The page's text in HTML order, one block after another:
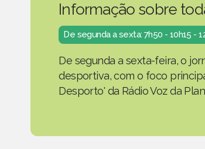
Informação sobre
De segunda a sexta: 7h50 - 10h15 -
De segunda a sexta-feira, o
desportiva, com o foco
Desporto' da Rádio Voz da